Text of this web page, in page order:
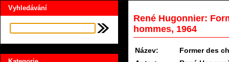
Vyhledávání
René Hugonnier:
hommes, 1964
Název:
Former des